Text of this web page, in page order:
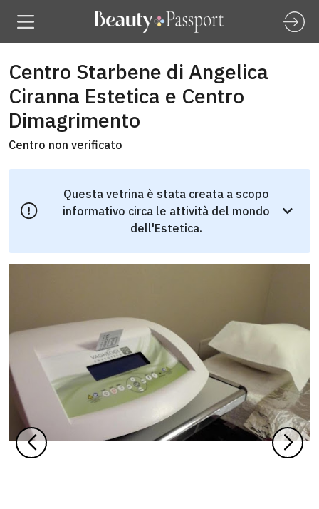
Centro Starbene di Angelica
Ciranna Estetica e Centro
Dimagrimento
Centro non verificato
Questa vetrina è stata creata a scopo
informativo circa le attività del mondo
dell'Estetica.